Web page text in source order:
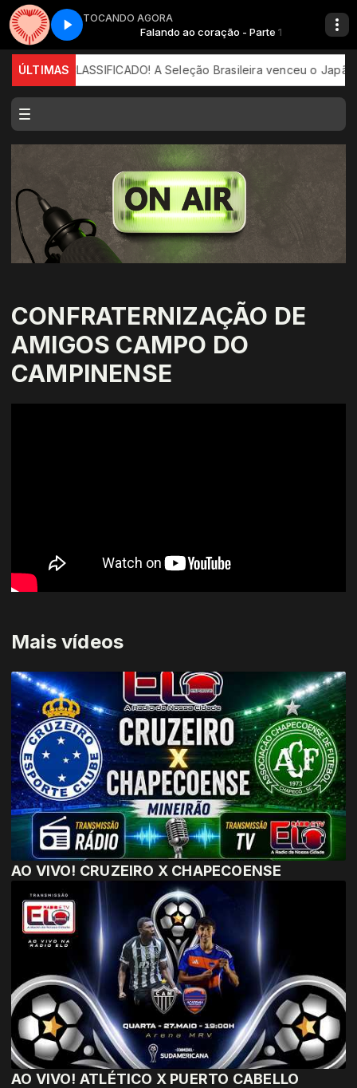
TOCANDO AGORA
- Parte 1 Falando ao coração - Parte 1
ÚLTIMAS
BRASIL CLASSIFICADO! A Seleção Brasileira venceu o Japão
CONFRATERNIZAÇÃO DE
AMIGOS CAMPO DO
CAMPINENSE
Mais vídeos
AO VIVO! CRUZEIRO X CHAPECOENSE
AO VIVO! ATLÉTICO X PUERTO CABELLO